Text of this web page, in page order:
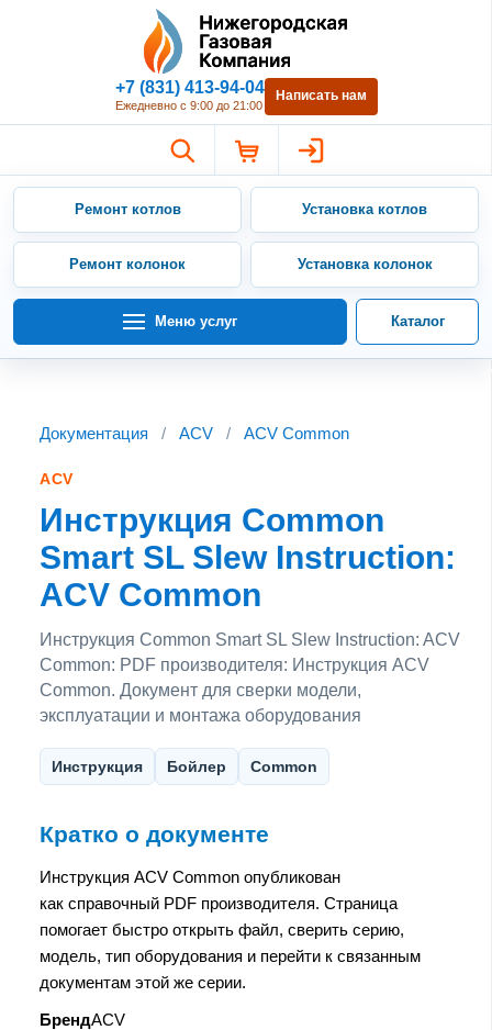
Нижегородская Газовая
+7 (831) 413-94-04
Ежедневно с 9:00 до 21:00
Написать нам
Ремонт котлов Установка котлов
Ремонт колонок Установка колонок
Меню услуг Каталог
Документация / ACV / ACV Common
ACV
Инструкция Common
Smart SL Slew Instruction:
ACV Common
Инструкция Common Smart SL Slew Instruction: ACV
Common: PDF производителя: Инструкция ACV
Common. Документ для сверки модели,
эксплуатации и монтажа оборудования
Инструкция Бойлер Common
Кратко о документе
Инструкция ACV Common опубликован
как справочный PDF производителя. Страница
помогает быстро открыть файл, сверить серию,
модель, тип оборудования и перейти к связанным
документам этой же серии.
БрендACV